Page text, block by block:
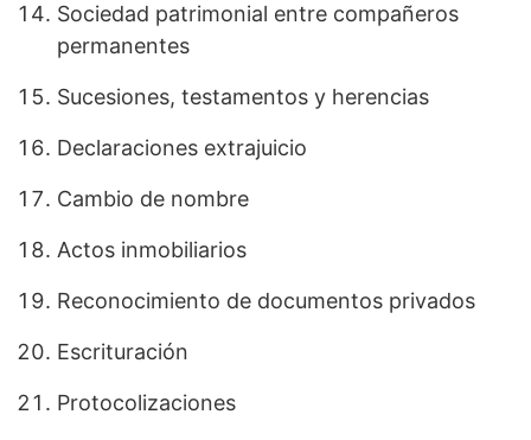
Sociedad patrimonial entre compañeros
permanentes
Sucesiones, testamentos y herencias
Declaraciones extrajuicio
Cambio de nombre
Actos inmobiliarios
Reconocimiento de documentos privados
Escrituración
Protocolizaciones